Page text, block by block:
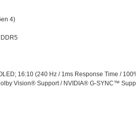
4)
16:10 (240 Hz / 1ms Response Time /
Vision® Support / NVIDIA® G-SYNC™